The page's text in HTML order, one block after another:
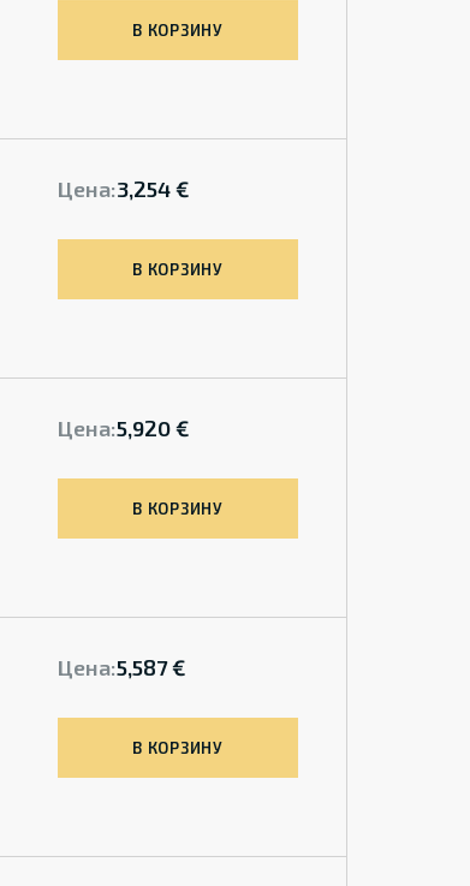
В КОРЗИНУ
Цена:3,254 €
В КОРЗИНУ
Цена:5,920 €
В КОРЗИНУ
Цена:5,587 €
В КОРЗИНУ